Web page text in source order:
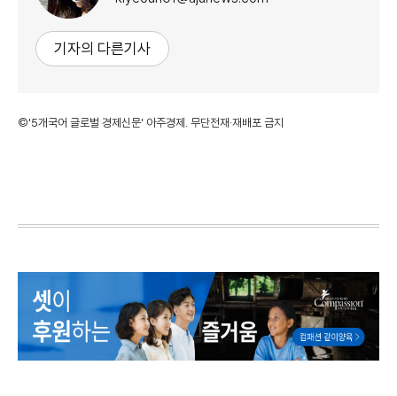
기자의 다른기사
©'5개국어 글로벌 경제신문' 아주경제. 무단전재·재배포 금지